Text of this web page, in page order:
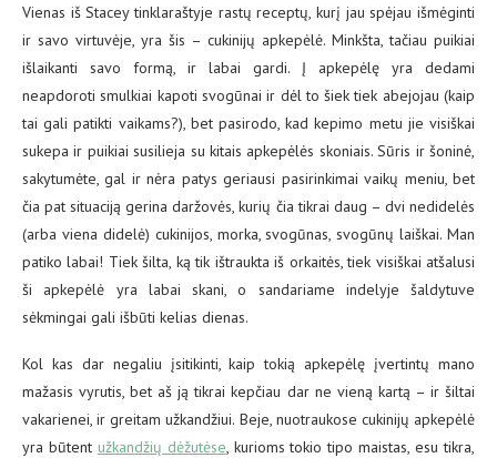
Vienas iš Stacey tinklaraštyje rastų receptų, kurį jau spėjau išmėginti
ir savo virtuvėje, yra šis – cukinijų apkepėlė. Minkšta, tačiau puikiai
išlaikanti savo formą, ir labai gardi. Į apkepėlę yra dedami
neapdoroti smulkiai kapoti svogūnai ir dėl to šiek tiek abejojau (kaip
tai gali patikti vaikams?), bet pasirodo, kad kepimo metu jie visiškai
sukepa ir puikiai susilieja su kitais apkepėlės skoniais. Sūris ir šoninė,
sakytumėte, gal ir nėra patys geriausi pasirinkimai vaikų meniu, bet
čia pat situaciją gerina daržovės, kurių čia tikrai daug – dvi nedidelės
(arba viena didelė) cukinijos, morka, svogūnas, svogūnų laiškai. Man
patiko labai! Tiek šilta, ką tik ištraukta iš orkaitės, tiek visiškai atšalusi
ši apkepėlė yra labai skani, o sandariame indelyje šaldytuve
sėkmingai gali išbūti kelias dienas.
Kol kas dar negaliu įsitikinti, kaip tokią apkepėlę įvertintų mano
mažasis vyrutis, bet aš ją tikrai kepčiau dar ne vieną kartą – ir šiltai
vakarienei, ir greitam užkandžiui. Beje, nuotraukose cukinijų apkepėlė
yra būtent užkandžių dėžutėse, kurioms tokio tipo maistas, esu tikra,